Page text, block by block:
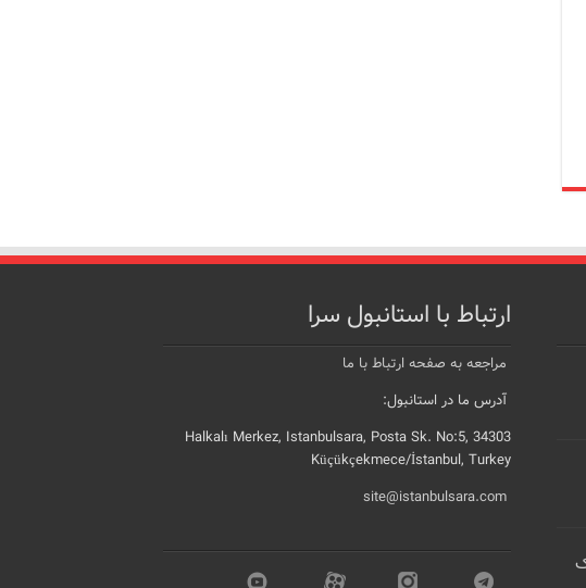
ارتباط با استانبول سرا
مراجعه به صفحه ارتباط با ما
آدرس ما در استانبول:
Halkalı Merkez, Istanbulsara, Posta Sk. No:5, 34303
Küçükçekmece/İstanbul, Turkey
site@istanbulsara.com